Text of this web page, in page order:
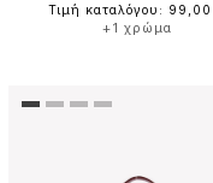
Τιμή καταλόγου:
+1 χρώμα